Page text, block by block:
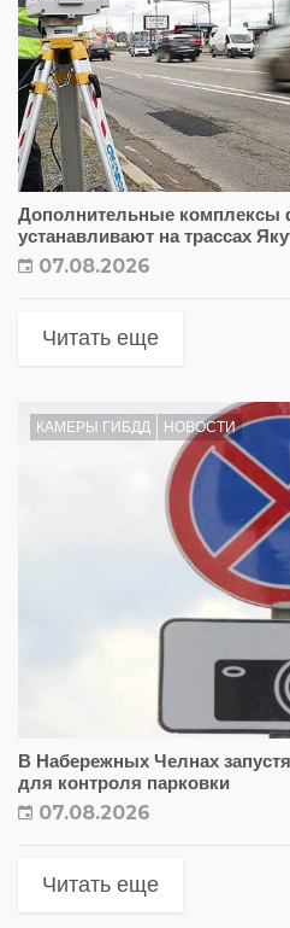
Дополнительные комплексы
устанавливают на трассах
07.08.2026
Читать еще
КАМЕРЫ ГИБДД НОВОСТИ
В Набережных Челнах
для контроля парковки
07.08.2026
Читать еще